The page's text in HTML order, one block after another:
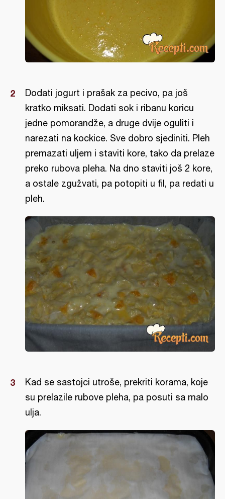
Dodati jogurt i prašak za pecivo, pa još
kratko miksati. Dodati sok i ribanu koricu
jedne pomorandže, a druge dvije oguliti i
narezati na kockice. Sve dobro sjediniti. Pleh
premazati uljem i staviti kore, tako da prelaze
preko rubova pleha. Na dno staviti još 2 kore,
a ostale zgužvati, pa potopiti u fil, pa redati u
pleh.
Kad se sastojci utroše, prekriti korama, koje
su prelazile rubove pleha, pa posuti sa malo
ulja.